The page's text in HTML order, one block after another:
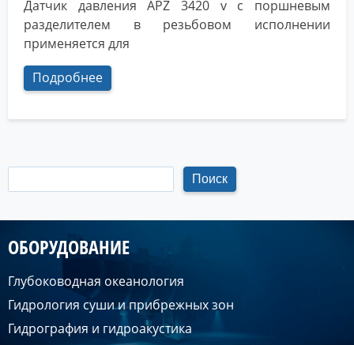
Датчик давления APZ 3420 v с поршневым
разделителем в резьбовом исполнении
применяется для
Подробнее
ОБОРУДОВАНИЕ
Глубоководная океанология
Гидрология суши и прибрежных зон
Гидрография и гидроакустика